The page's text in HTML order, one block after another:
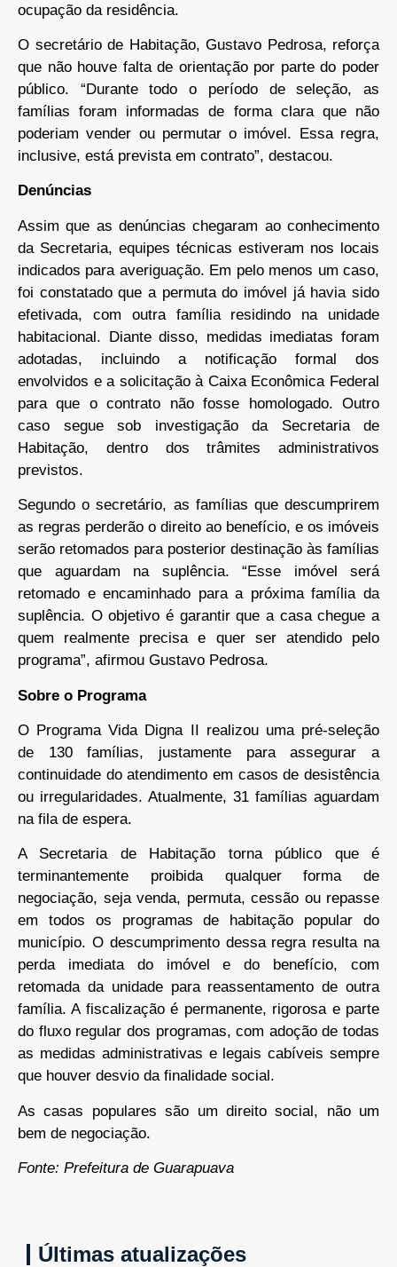
ocupação da residência.
O secretário de Habitação, Gustavo Pedrosa, reforça
que não houve falta de orientação por parte do poder
público. “Durante todo o período de seleção, as
famílias foram informadas de forma clara que não
poderiam vender ou permutar o imóvel. Essa regra,
inclusive, está prevista em contrato”, destacou.
Denúncias
Assim que as denúncias chegaram ao conhecimento
da Secretaria, equipes técnicas estiveram nos locais
indicados para averiguação. Em pelo menos um caso,
foi constatado que a permuta do imóvel já havia sido
efetivada, com outra família residindo na unidade
habitacional. Diante disso, medidas imediatas foram
adotadas, incluindo a notificação formal dos
envolvidos e a solicitação à Caixa Econômica Federal
para que o contrato não fosse homologado. Outro
caso segue sob investigação da Secretaria de
Habitação, dentro dos trâmites administrativos
previstos.
Segundo o secretário, as famílias que descumprirem
as regras perderão o direito ao benefício, e os imóveis
serão retomados para posterior destinação às famílias
que aguardam na suplência. “Esse imóvel será
retomado e encaminhado para a próxima família da
suplência. O objetivo é garantir que a casa chegue a
quem realmente precisa e quer ser atendido pelo
programa”, afirmou Gustavo Pedrosa.
Sobre o Programa
O Programa Vida Digna II realizou uma pré-seleção
de 130 famílias, justamente para assegurar a
continuidade do atendimento em casos de desistência
ou irregularidades. Atualmente, 31 famílias aguardam
na fila de espera.
A Secretaria de Habitação torna público que é
terminantemente proibida qualquer forma de
negociação, seja venda, permuta, cessão ou repasse
em todos os programas de habitação popular do
município. O descumprimento dessa regra resulta na
perda imediata do imóvel e do benefício, com
retomada da unidade para reassentamento de outra
família. A fiscalização é permanente, rigorosa e parte
do fluxo regular dos programas, com adoção de todas
as medidas administrativas e legais cabíveis sempre
que houver desvio da finalidade social.
As casas populares são um direito social, não um
bem de negociação.
Fonte: Prefeitura de Guarapuava
Últimas atualizações